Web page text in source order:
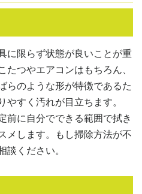
に限らず状態が良いことが重
つやエアコンはもちろん、
らのような形が特徴であるた
すく汚れが目立ちます。
前に自分でできる範囲で拭き
メします。もし掃除方法が不
談ください。